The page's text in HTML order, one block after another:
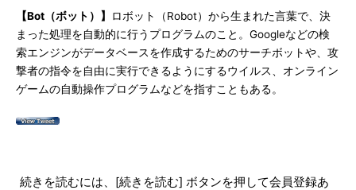
【Bot（ボット）】
ロボット（Robot）から生まれた言葉で、決
まった処理を自動的に行うプログラムのこと。Googleなどの検
索エンジンがデータベースを作成するためのサーチボットや、攻
撃者の指令を自由に実行できるようにするウイルス、オンライン
ゲームの自動操作プログラムなどを指すこともある。
続きを読むには、[続きを読む] ボタンを押して会員登録あ